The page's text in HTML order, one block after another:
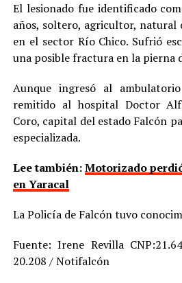
El lesionado fue identificado
años, soltero, agricultor, natural
en el sector Río Chico. Sufrió
una posible fractura en la pierna
Aunque ingresó al
remitido al hospital Doctor
Coro, capital del estado Falcón
especializada.
Lee también:Motorizado
en Yaracal
La Policía de Falcón tuvo
Fuente: Irene Revilla
20.208 / Notifalcón